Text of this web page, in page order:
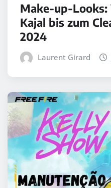
Make-up-Looks:
Kajal bis zum
2024
Laurent Girard